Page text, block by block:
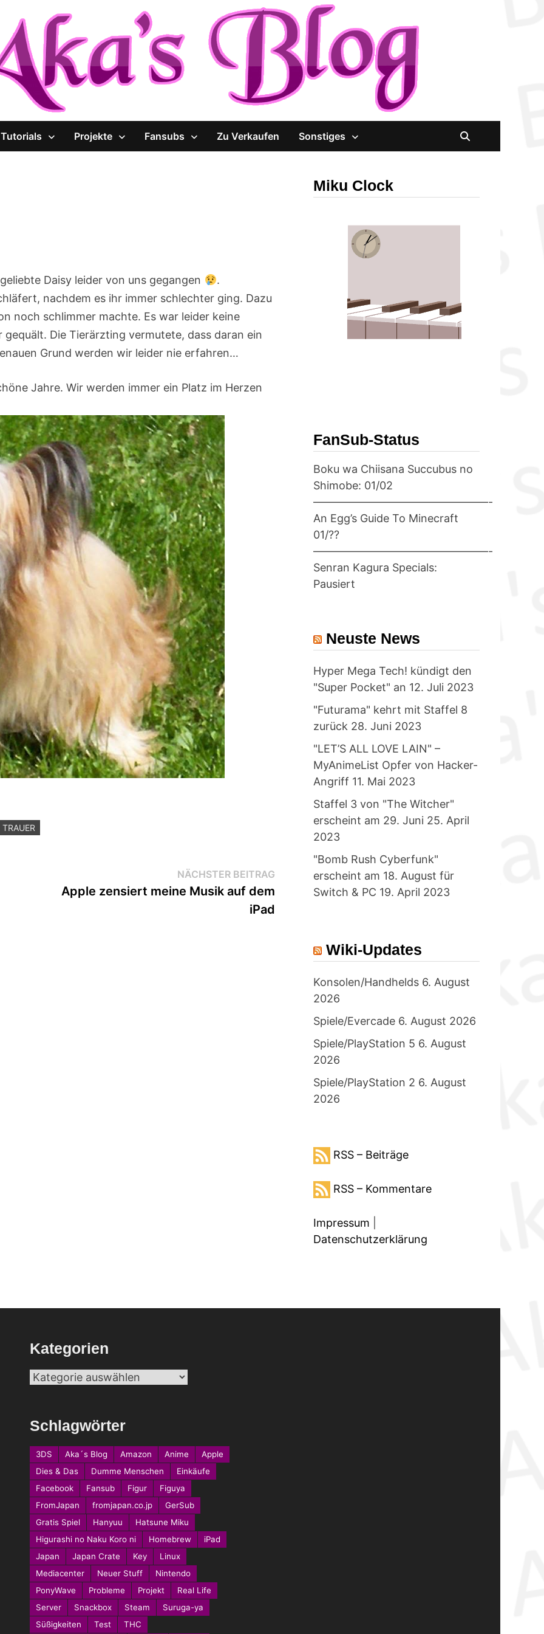
Tutorials Projekte Fansubs Zu Verkaufen Sonstiges
Daisy leider von uns gegangen
.
nachdem es ihr immer schlechter ging. Dazu
noch schlimmer machte. Es war leider keine
Die Tierärzting vermutete, dass daran ein
Grund werden wir leider nie erfahren…
Jahre. Wir werden immer ein Platz im Herzen
TRAUER
NÄCHSTER BEITRAGNächster
Beitrag:
Apple zensiert meine Musik auf dem
iPad
Miku Clock
FanSub-Status
Boku wa Chiisana Succubus no
Shimobe: 01/02
————————————————-
An Egg’s Guide To Minecraft
01/??
————————————————-
Senran Kagura Specials:
Pausiert
Neuste News
Hyper Mega Tech! kündigt den
"Super Pocket" an 12. Juli 2023
"Futurama" kehrt mit Staffel 8
zurück 28. Juni 2023
"LET’S ALL LOVE LAIN" –
MyAnimeList Opfer von Hacker-
Angriff 11. Mai 2023
Staffel 3 von "The Witcher"
erscheint am 29. Juni 25. April
2023
"Bomb Rush Cyberfunk"
erscheint am 18. August für
Switch & PC 19. April 2023
Wiki-Updates
Konsolen/Handhelds 6. August
2026
Spiele/Evercade 6. August 2026
Spiele/PlayStation 5 6. August
2026
Spiele/PlayStation 2 6. August
2026
RSS – Beiträge
RSS – Kommentare
Impressum
Datenschutzerklärung
Kategorien
Kategorien
Schlagwörter
3DS Aka´s Blog Amazon Anime
Apple
Dies & Das
Dumme Menschen
Einkäufe
Facebook
Fansub Figur
Figuya
FromJapan
fromjapan.co.jp
GerSub
Gratis Spiel
Hanyuu
Hatsune Miku
Higurashi no Naku Koro ni
Homebrew
iPad
Japan
Japan Crate Key
Linux
Mediacenter
Neuer Stuff
Nintendo
PonyWave
Probleme Projekt
Real Life
Server
Snackbox Steam
Suruga-ya
Süßigkeiten
Test THC